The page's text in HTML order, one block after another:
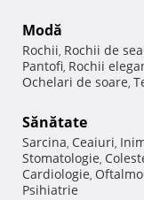
Modă
Rochii, Rochii de
Pantofi, Rochii
Ochelari de soare,
Sănătate
Sarcina, Ceaiuri,
Stomatologie,
Cardiologie,
Psihiatrie